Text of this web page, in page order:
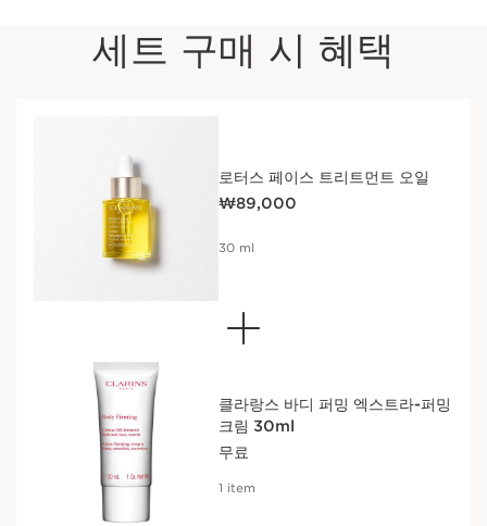
세트 구매 시 혜택
로터스 페이스 트리트먼트 오일
₩89,000
30 ml
클라랑스 바디 퍼밍 엑스트라-퍼밍
크림 30ml
무료
1 item